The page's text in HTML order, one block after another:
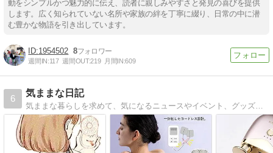
動をシンプルかつ魅力的に伝え、読者に親しみやすさと発見の喜びを提供
します。広く知られていない名所や家族の絆を丁寧に綴り、日常の中に潜
む豊かな物語を引き出しています。
1954502 8
週間IN:117 週間OUT:219 月間IN:609
6
気ままな日記
気ままな暮らしを求めて、気になるニュースやイベント、グッズの情報などを集めています。